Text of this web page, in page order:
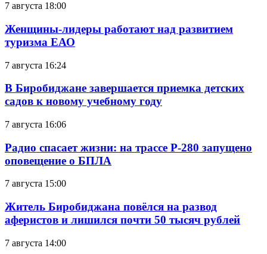
7 августа 18:00
Женщины-лидеры работают над развитием
туризма ЕАО
7 августа 16:24
В Биробиджане завершается приемка детских
садов к новому учебному году
7 августа 16:06
Радио спасает жизни: на трассе Р-280 запущено
оповещение о БПЛА
7 августа 15:00
Житель Биробиджана повёлся на развод
аферистов и лишился почти 50 тысяч рублей
7 августа 14:00